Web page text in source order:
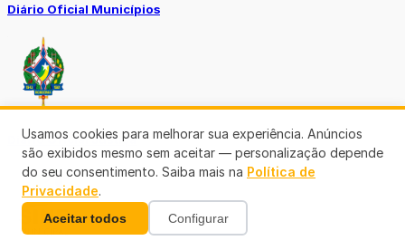
Diário Oficial Municípios
Diario Oficial Justiça
Usamos cookies para melhorar sua experiência. Anúncios
são exibidos mesmo sem aceitar — personalização depende
do seu consentimento. Saiba mais na Política de
Privacidade.
Aceitar todos Configurar